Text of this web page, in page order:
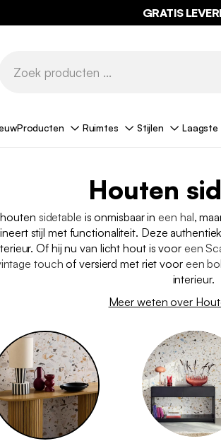
GRATIS
Producten Ruimtes Stijlen Laagste
Houten
sidetable is onmisbaar ineen hal,
stijl met functionaliteit. Deze
Of hij nu van licht hout is voor een
touch of versierd met riet voor een
interieur.
Meer weten over